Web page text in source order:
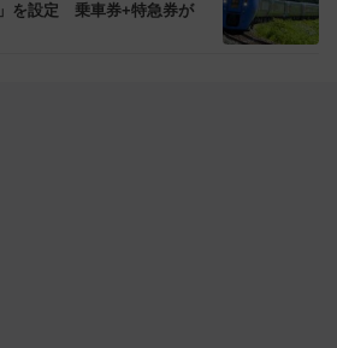
を設定 乗車券+特急券が